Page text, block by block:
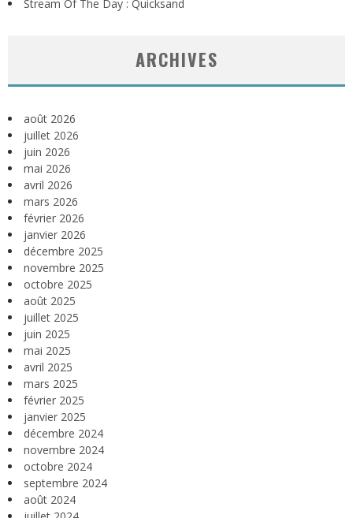
Stream Of The Day : Quicksand
ARCHIVES
août 2026
juillet 2026
juin 2026
mai 2026
avril 2026
mars 2026
février 2026
janvier 2026
décembre 2025
novembre 2025
octobre 2025
août 2025
juillet 2025
juin 2025
mai 2025
avril 2025
mars 2025
février 2025
janvier 2025
décembre 2024
novembre 2024
octobre 2024
septembre 2024
août 2024